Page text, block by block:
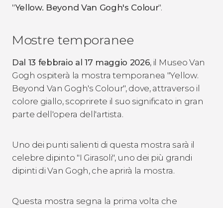
"Yellow. Beyond Van Gogh's Colour".
Mostre temporanee
Dal 13 febbraio al 17 maggio 2026, il Museo Van
Gogh ospiterà la mostra temporanea "Yellow.
Beyond Van Gogh's Colour", dove, attraverso il
colore giallo, scoprirete il suo significato in gran
parte dell'opera dell'artista.
Uno dei punti salienti di questa mostra sarà il
celebre dipinto "I Girasoli", uno dei più grandi
dipinti di Van Gogh, che aprirà la mostra.
Questa mostra segna la prima volta che